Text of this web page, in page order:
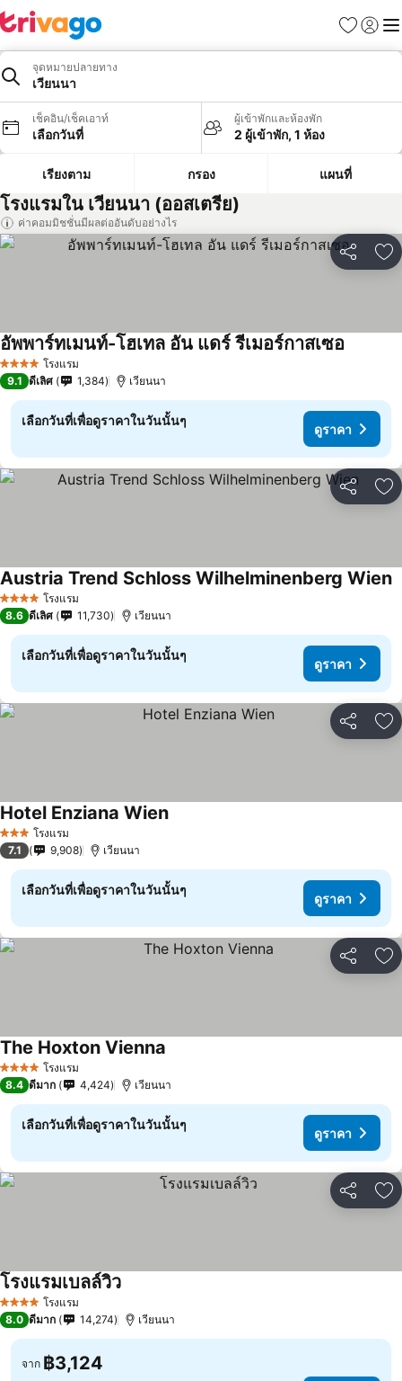
รายการโป
เข้าสู่ร
เมนู
จุดหมายปลายทาง
เวียนนา
เช็คอิน/เช็คเอาท์
เลือกวันที่
ผู้เข้าพักและห้องพัก
2 ผู้เข้าพัก, 1 ห้อง
เรียงตาม กรอง แผนที่
โรงแรมใน เวียนนา (ออสเตรีย)
ค่าคอมมิชชั่นมีผลต่ออันดับอย่างไร
แชร์ เ
4 ดาว โรงแรม
อัพพาร์ทเมนท์-โฮเทล อัน แดร์ รีเมอร์กาสเซอ
9.1 ดีเลิศ 1,384 เวียนนา
เลือกวันที่เพื่อดูราคาในวันนั้นๆ
ดูราคา
แชร์ เ
4 ดาว โรงแรม
Austria Trend Schloss Wilhelminenberg Wien
8.6 ดีเลิศ 11,730 เวียนนา
เลือกวันที่เพื่อดูราคาในวันนั้นๆ
ดูราคา
แชร์ เ
3 ดาว โรงแรม
Hotel Enziana Wienดูราคา
7.1 9,908 เวียนนา
เลือกวันที่เพื่อดูราคาในวันนั้นๆ
ดูราคา
แชร์ เ
4 ดาว โรงแรม
The Hoxton Vienna
8.4 ดีมาก 4,424 เวียนนา
เลือกวันที่เพื่อดูราคาในวันนั้นๆ
ดูราคา
แชร์ เ
4 ดาว โรงแรม
โรงแรมเบลล์วิวดูราคา
8.0 ดีมาก 14,274 เวียนนา
จาก ฿3,124